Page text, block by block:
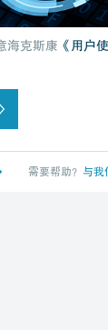
海克斯康 《用户
需要帮助？ 与我